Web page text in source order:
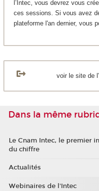
l’Intec, vous devrez vous
ces sessions. Si vous avez
plateforme l'an dernier, vous
voir le site de l'
Dans la même
Le Cnam Intec, le premier
du chiffre
Actualités
Webinaires de l'Intec